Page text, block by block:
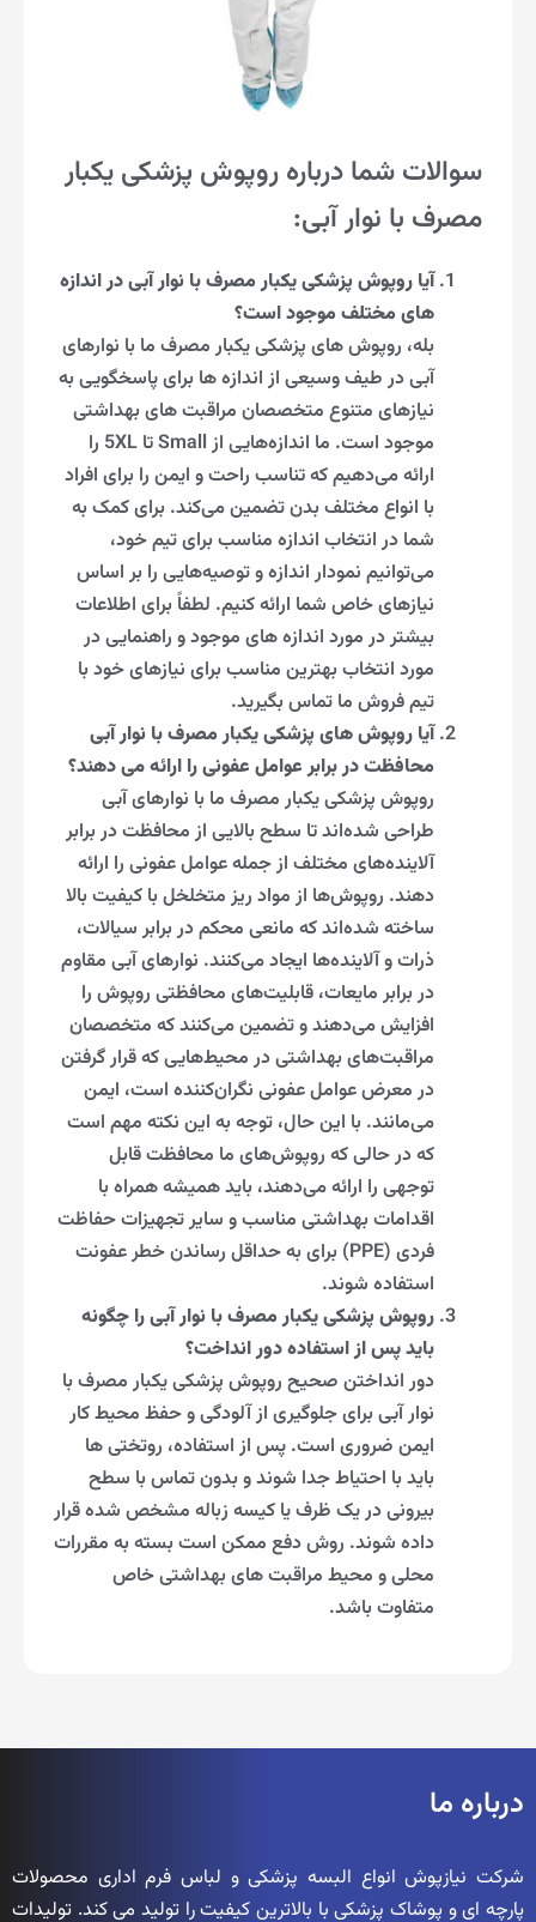
سوالات شما درباره روپوش پزشکی یکبار
مصرف با نوار آبی:
آیا روپوش پزشکی یکبار مصرف با نوار آبی در اندازه
های مختلف موجود است؟
بله، روپوش های پزشکی یکبار مصرف ما با نوارهای
آبی در طیف وسیعی از اندازه ها برای پاسخگویی به
نیازهای متنوع متخصصان مراقبت های بهداشتی
موجود است. ما اندازه‌هایی از Small تا 5XL را
ارائه می‌دهیم که تناسب راحت و ایمن را برای افراد
با انواع مختلف بدن تضمین می‌کند. برای کمک به
شما در انتخاب اندازه مناسب برای تیم خود،
می‌توانیم نمودار اندازه و توصیه‌هایی را بر اساس
نیازهای خاص شما ارائه کنیم. لطفاً برای اطلاعات
بیشتر در مورد اندازه های موجود و راهنمایی در
مورد انتخاب بهترین مناسب برای نیازهای خود با
تیم فروش ما تماس بگیرید.
آیا روپوش های پزشکی یکبار مصرف با نوار آبی
محافظت در برابر عوامل عفونی را ارائه می دهند؟
روپوش‌ پزشکی یکبار مصرف ما با نوارهای آبی
طراحی شده‌اند تا سطح بالایی از محافظت در برابر
آلاینده‌های مختلف از جمله عوامل عفونی را ارائه
دهند. روپوش‌ها از مواد ریز متخلخل با کیفیت بالا
ساخته شده‌اند که مانعی محکم در برابر سیالات،
ذرات و آلاینده‌ها ایجاد می‌کنند. نوارهای آبی مقاوم
در برابر مایعات، قابلیت‌های محافظتی روپوش را
افزایش می‌دهند و تضمین می‌کنند که متخصصان
مراقبت‌های بهداشتی در محیط‌هایی که قرار گرفتن
در معرض عوامل عفونی نگران‌کننده است، ایمن
می‌مانند. با این حال، توجه به این نکته مهم است
که در حالی که روپوش‌های ما محافظت قابل
توجهی را ارائه می‌دهند، باید همیشه همراه با
اقدامات بهداشتی مناسب و سایر تجهیزات حفاظت
فردی (PPE) برای به حداقل رساندن خطر عفونت
استفاده شوند.
روپوش پزشکی یکبار مصرف با نوار آبی را چگونه
باید پس از استفاده دور انداخت؟
دور انداختن صحیح روپوش پزشکی یکبار مصرف با
نوار آبی برای جلوگیری از آلودگی و حفظ محیط کار
ایمن ضروری است. پس از استفاده، روتختی ها
باید با احتیاط جدا شوند و بدون تماس با سطح
بیرونی در یک ظرف یا کیسه زباله مشخص شده قرار
داده شوند. روش دفع ممکن است بسته به مقررات
محلی و محیط مراقبت های بهداشتی خاص
متفاوت باشد.
درباره ما
شرکت نیازپوش انواع البسه پزشکی و لباس فرم اداری محصولات
پارچه ای و پوشاک پزشکی با بالاترین کیفیت را تولید می کند. تولیدات